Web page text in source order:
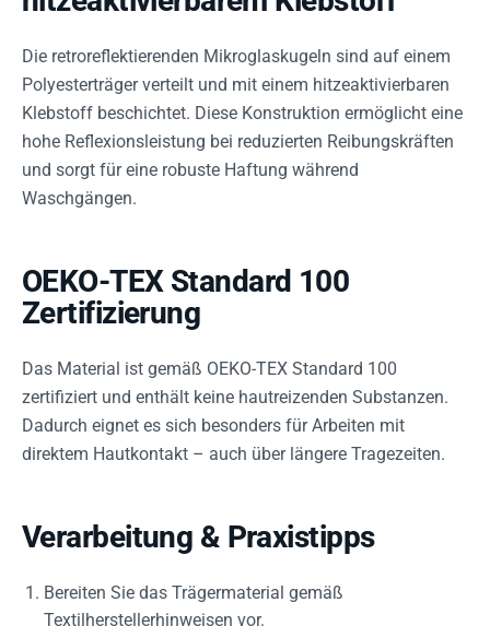
Die retroreflektierenden Mikroglaskugeln sind auf einem
Polyesterträger verteilt und mit einem hitzeaktivierbaren
Klebstoff beschichtet. Diese Konstruktion ermöglicht eine
hohe Reflexionsleistung bei reduzierten Reibungskräften
und sorgt für eine robuste Haftung während
Waschgängen.
OEKO-TEX Standard 100
Zertifizierung
Das Material ist gemäß OEKO-TEX Standard 100
zertifiziert und enthält keine hautreizenden Substanzen.
Dadurch eignet es sich besonders für Arbeiten mit
direktem Hautkontakt – auch über längere Tragezeiten.
Verarbeitung & Praxistipps
Bereiten Sie das Trägermaterial gemäß
Textilherstellerhinweisen vor.